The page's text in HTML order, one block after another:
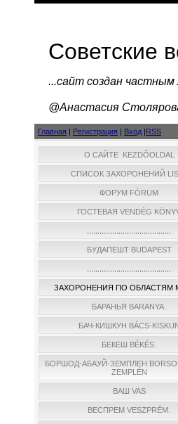
Советские
...cайт создан
@Анастасия
Главная | Регистрация | Вход |RSS
О САЙТЕ KEZDŐOLDAL
СПИСОК ЗАХОРОНЕНИЙ
ФОРУМ FÓRUM
ГОСТЕВАЯ VENDÉG
БУДАПЕШТ BUDAPEST
ЗАХОРОНЕНИЯ ПО ОБЛАСТЯМ
БАРАНЬЯ BARANYA.
БАЧ-КИШКУН BÁCS-
БЕКЕШ BÉKÉS.
БОРШОД-АБАУЙ-ЗЕМПЛЕН
ZEMPLÉN
ВАШ VAS
ВЕСПРЕМ VESZPRÉM.